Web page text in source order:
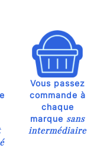
Vous passez
commande à
chaque
marque sans
intermédiaire